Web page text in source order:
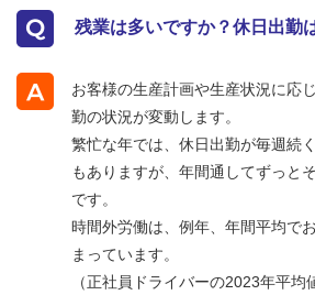
残業は多いですか？休日出勤
お客様の生産計画や生産状況に応
勤の状況が変動します。
繁忙な年では、休日出勤が毎週続
もありますが、年間通してずっと
です。
時間外労働は、例年、年間平均で
まっています。
（正社員ドライバーの2023年平